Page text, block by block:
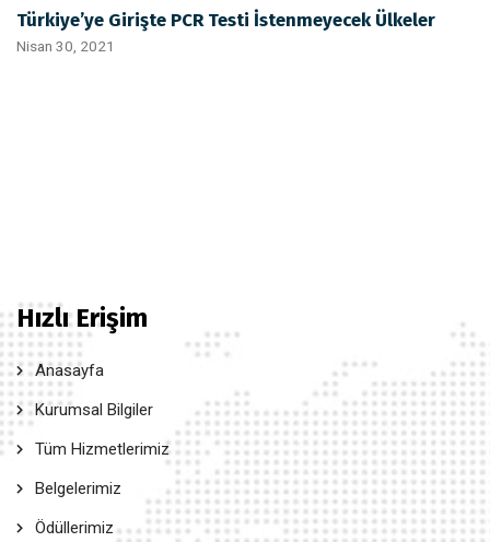
Türkiye’ye Girişte PCR Testi İstenmeyecek Ülkeler
Nisan 30, 2021
Hızlı Erişim
Anasayfa
Kurumsal Bilgiler
Tüm Hizmetlerimiz
Belgelerimiz
Ödüllerimiz